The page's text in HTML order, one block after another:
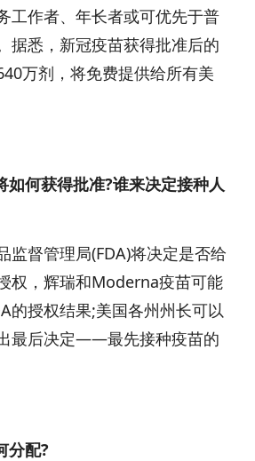
工作者、年长者或可优先于普
据悉，新冠疫苗获得批准后的
万剂，将免费提供给所有美
何获得批准?谁来决定接种人
督管理局(FDA)将决定是否给
权，辉瑞和Moderna疫苗可能
的授权结果;美国各州州长可以
最后决定——最先接种疫苗的
配?